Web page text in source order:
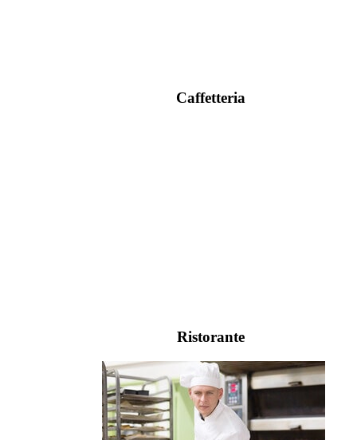
Caffetteria
Ristorante